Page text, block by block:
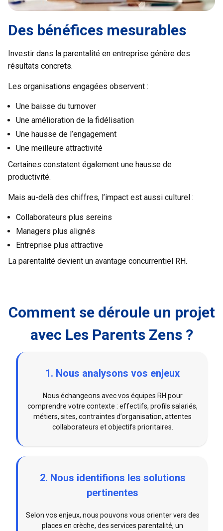
Des bénéfices mesurables
Investir dans la parentalité en entreprise génère des
résultats concrets.
Les organisations engagées observent :
Une baisse du turnover
Une amélioration de la fidélisation
Une hausse de l’engagement
Une meilleure attractivité
Certaines constatent également une hausse de
productivité.
Mais au-delà des chiffres, l’impact est aussi culturel :
Collaborateurs plus sereins
Managers plus alignés
Entreprise plus attractive
La parentalité devient un avantage concurrentiel RH.
Comment se déroule un projet
avec Les Parents Zens ?
1. Nous analysons vos enjeux
Nous échangeons avec vos équipes RH pour
comprendre votre contexte : effectifs, profils salariés,
métiers, sites, contraintes d’organisation, attentes
collaborateurs et objectifs prioritaires.
2. Nous identifions les solutions
pertinentes
Selon vos enjeux, nous pouvons vous orienter vers des
places en crèche, des services parentalité, un